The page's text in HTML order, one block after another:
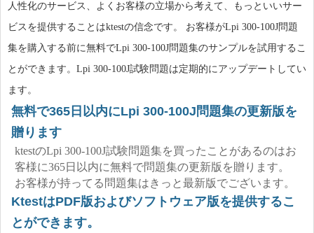
人性化のサービス、よくお客様の立場から考えて、もっといいサー
ビスを提供することはktestの信念です。 お客様がLpi 300-100J問題
集を購入する前に無料でLpi 300-100J問題集のサンプルを試用するこ
とができます。Lpi 300-100J試験問題は定期的にアップデートしてい
ます。
無料で365日以内にLpi 300-100J問題集の更新版を
贈ります
ktestのLpi 300-100J試験問題集を買ったことがあるのはお
客様に365日以内に無料で問題集の更新版を贈ります。
お客様が持ってる問題集はきっと最新版でございます。
KtestはPDF版およびソフトウェア版を提供するこ
とができます。